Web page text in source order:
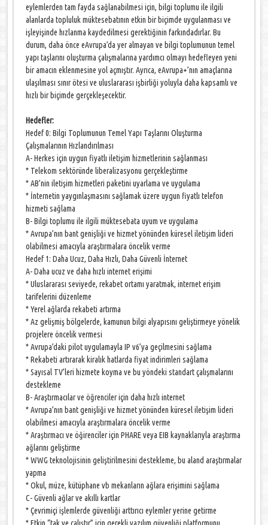
eylemlerden tam fayda sağlanabilmesi için, bilgi toplumu ile ilgili
alanlarda topluluk müktesebatının etkin bir biçimde uygulanması ve
işleyişinde hızlanma kaydedilmesi gerektiğinin farkındadırlar. Bu
durum, daha önce eAvrupa’da yer almayan ve bilgi toplumunun temel
yapı taşlarını oluşturma çalışmalarına yardımcı olmayı hedefleyen yeni
bir amacın eklenmesine yol açmıştır. Ayrıca, eAvrupa+’nın amaçlarına
ulaşılması sınır ötesi ve uluslararası işbirliği yoluyla daha kapsamlı ve
hızlı bir biçimde gerçekleşecektir.
Hedefler:
Hedef 0: Bilgi Toplumunun Temel Yapı Taşlarını Oluşturma
Çalışmalarının Hızlandırılması
A- Herkes için uygun fiyatlı iletişim hizmetlerinin sağlanması
* Telekom sektöründe liberalizasyonu gerçekleştirme
* AB’nin iletişim hizmetleri paketini uyarlama ve uygulama
* İnternetin yaygınlaşmasını sağlamak üzere uygun fiyatlı telefon
hizmeti sağlama
B- Bilgi toplumu ile ilgili müktesebata uyum ve uygulama
* Avrupa’nın bant genişliği ve hizmet yönünden küresel iletişim lideri
olabilmesi amacıyla araştırmalara öncelik verme
Hedef 1: Daha Ucuz, Daha Hızlı, Daha Güvenli İnternet
A- Daha ucuz ve daha hızlı internet erişimi
* Uluslararası seviyede, rekabet ortamı yaratmak, internet erişim
tarifelerini düzenleme
* Yerel ağlarda rekabeti artırma
* Az gelişmiş bölgelerde, kamunun bilgi alyapısını geliştirmeye yönelik
projelere öncelik vermesi
* Avrupa’daki pilot uygulamayla IP v6’ya geçilmesini sağlama
* Rekabeti artırarak kiralık hatlarda fiyat indirimleri sağlama
* Sayısal TV’leri hizmete koyma ve bu yöndeki standart çalışmalarını
destekleme
B- Araştırmacılar ve öğrenciler için daha hızlı internet
* Avrupa’nın bant genişliği ve hizmet yönünden küresel iletişim lideri
olabilmesi amacıyla araştırmalara öncelik verme
* Araştırmacı ve öğirenciler için PHARE veya EIB kaynaklarıyla araştırma
ağlarını geliştirme
* WWG teknolojisinin geliştirilmesini destekleme, bu aland araştırmalar
yapma
* Okul, müze, kütüphane vb mekanların ağlara erişimini sağlama
C- Güvenli ağlar ve akıllı kartlar
* Çevrimiçi işlemlerde güvenliği arttırıcı eylemler yerine getirme